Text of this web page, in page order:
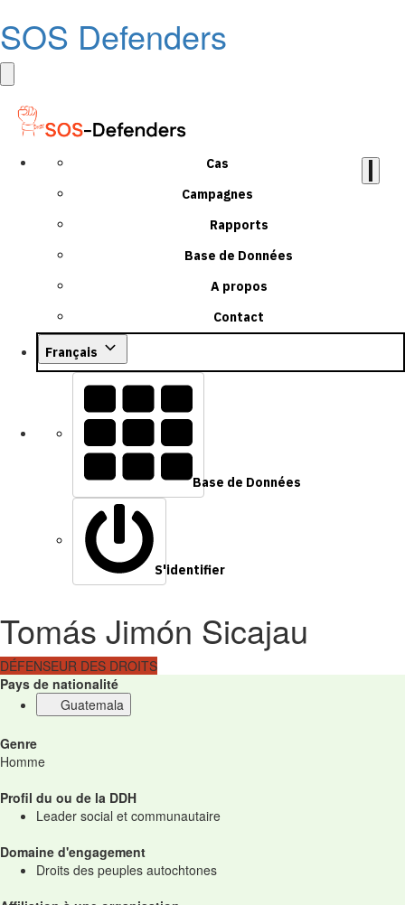
SOS Defenders
Cas
Campagnes
Rapports
Base de Données
A propos
Contact
Français
Base de Données
S'identifier
Tomás Jimón Sicajau
DÉFENSEUR DES DROITS
Pays de nationalité
Guatemala
Genre
Homme
Profil du ou de la DDH
Leader social et communautaire
Domaine d'engagement
Droits des peuples autochtones